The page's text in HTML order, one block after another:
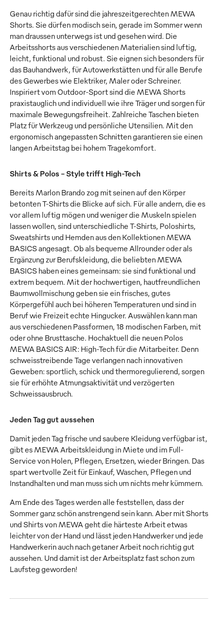
Genau richtig dafür sind die jahreszeitgerechten MEWA
Shorts. Sie dürfen modisch sein, gerade im Sommer wenn
man draussen unterwegs ist und gesehen wird. Die
Arbeitsshorts aus verschiedenen Materialien sind luftig,
leicht, funktional und robust. Sie eignen sich besonders für
das Bauhandwerk, für Autowerkstätten und für alle Berufe
des Gewerbes wie Elektriker, Maler oder Schreiner.
Inspiriert vom Outdoor-Sport sind die MEWA Shorts
praxistauglich und individuell wie ihre Träger und sorgen für
maximale Bewegungsfreiheit. Zahlreiche Taschen bieten
Platz für Werkzeug und persönliche Utensilien. Mit den
ergonomisch angepassten Schnitten garantieren sie einen
langen Arbeitstag bei hohem Tragekomfort.
Shirts & Polos - Style trifft High-Tech
Bereits Marlon Brando zog mit seinen auf den Körper
betonten T-Shirts die Blicke auf sich. Für alle andern, die es
vor allem luftig mögen und weniger die Muskeln spielen
lassen wollen, sind unterschiedliche T-Shirts, Poloshirts,
Sweatshirts und Hemden aus den Kollektionen MEWA
BASICS angesagt. Ob als bequeme Allrounder oder als
Ergänzung zur Berufskleidung, die beliebten MEWA
BASICS haben eines gemeinsam: sie sind funktional und
extrem bequem. Mit der hochwertigen, hautfreundlichen
Baumwollmischung geben sie ein frisches, gutes
Körpergefühl auch bei höheren Temperaturen und sind in
Beruf wie Freizeit echte Hingucker. Auswählen kann man
aus verschiedenen Passformen, 18 modischen Farben, mit
oder ohne Brusttasche. Hochaktuell die neuen Polos
MEWA BASICS AIR: High-Tech für die Mitarbeiter. Denn
schweisstreibende Tage verlangen nach innovativen
Geweben: sportlich, schick und thermoregulierend, sorgen
sie für erhöhte Atmungsaktivität und verzögerten
Schweissausbruch.
Jeden Tag gut aussehen
Damit jeden Tag frische und saubere Kleidung verfügbar ist,
gibt es MEWA Arbeitskleidung in Miete und im Full-
Service von Holen, Pflegen, Ersetzen, wieder Bringen. Das
spart wertvolle Zeit für Einkauf, Waschen, Pflegen und
Instandhalten und man muss sich um nichts mehr kümmern.
Am Ende des Tages werden alle feststellen, dass der
Sommer ganz schön anstrengend sein kann. Aber mit Shorts
und Shirts von MEWA geht die härteste Arbeit etwas
leichter von der Hand und lässt jeden Handwerker und jede
Handwerkerin auch nach getaner Arbeit noch richtig gut
aussehen. Und damit ist der Arbeitsplatz fast schon zum
Laufsteg geworden!